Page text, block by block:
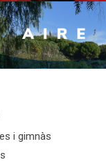
i gimnàs